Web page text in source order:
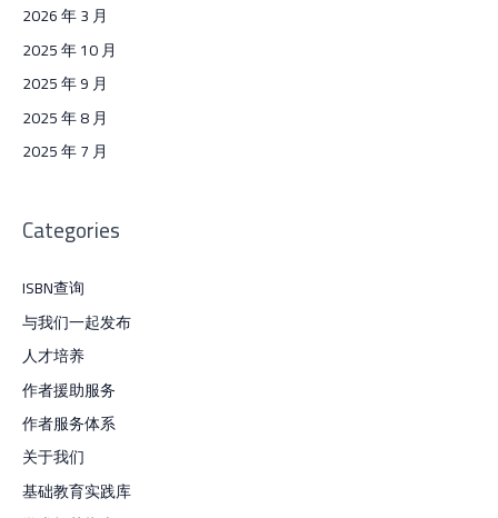
2026 年 3 月
2025 年 10 月
2025 年 9 月
2025 年 8 月
2025 年 7 月
Categories
ISBN查询
与我们一起发布
人才培养
作者援助服务
作者服务体系
关于我们
基础教育实践库